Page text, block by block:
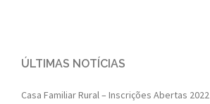
ÚLTIMAS NOTÍCIAS
Casa Familiar Rural – Inscrições Abertas 2022